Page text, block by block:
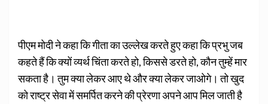
पीएम मोदी ने कहा कि गीता का उल्लेख करते हुए कहा कि प्रभु जब
कहते हैं कि क्यों व्यर्थ चिंता करते हो, किससे डरते हो, कौन तुम्हें मार
सकता है। तुम क्या लेकर आए थे और क्या लेकर जाओगे। तो खुद
को राष्ट्र सेवा में समर्पित करने की प्रेरणा अपने आप मिल जाती है